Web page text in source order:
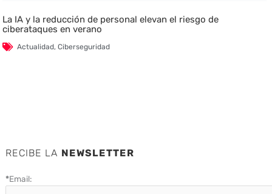
La IA y la reducción de personal elevan el riesgo de
ciberataques en verano
Actualidad,Ciberseguridad
RECIBE LA NEWSLETTER
*Email: